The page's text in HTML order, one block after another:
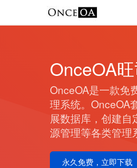
OnceOA
OnceOA是一款免
理系统。OnceOA
展数据库，创建
源管理等各类管理
永久免费，立即下载